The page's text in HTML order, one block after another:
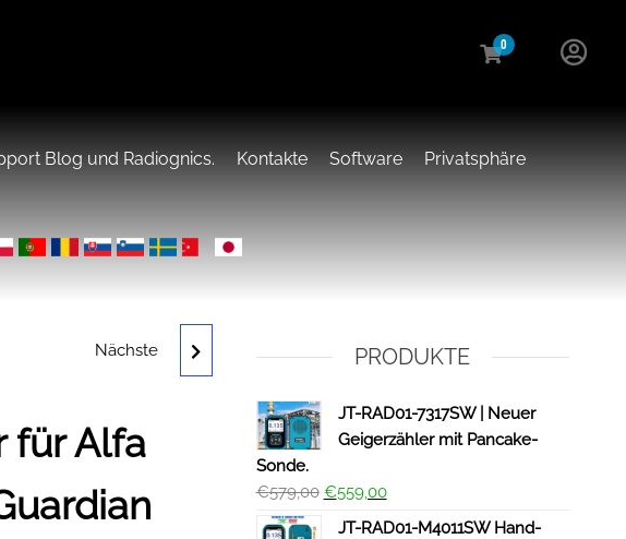
0
Blog und Radiognics. Kontakte Software Privatsphäre
MINIGEIGER 7317 HAND-
PFANNKUCHEN.
Nächste
für Alfa
PRODUKTE
JT-RAD01-7317SW | Neuer
Geigerzähler mit Pancake-
Sonde.
€579,00 €559,00
JT-RAD01-M4011SW Hand-